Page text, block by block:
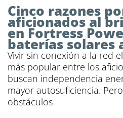
Cinco razones
aficionados al
en Fortress
baterías solares
Vivir sin conexión a la red
más popular entre los
buscan independencia
mayor autosuficiencia.
obstáculos